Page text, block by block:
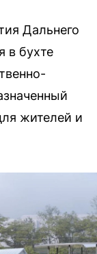
Дальнего
в бухте
жителей и